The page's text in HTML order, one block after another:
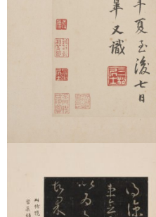
TIN TỨC LIÊN QUAN
魏碑 - 碑体字 (Ngụy Bi – Bi